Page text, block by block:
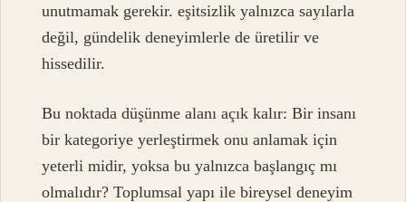
unutmamak gerekir.eşitsizlik yalnızca sayılarla
değil, gündelik deneyimlerle de üretilir ve
hissedilir.
Bu noktada düşünme alanı açık kalır: Bir insanı
bir kategoriye yerleştirmek onu anlamak için
yeterli midir, yoksa bu yalnızca başlangıç mı
olmalıdır? Toplumsal yapı ile bireysel deneyim